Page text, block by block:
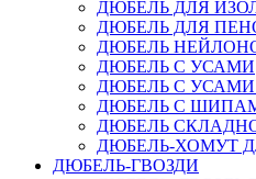
ДЮБЕЛЬ ДЛЯ
ДЮБЕЛЬ ДЛЯ
ДЮБЕЛЬ
ДЮБЕЛЬ С УСАМИ
ДЮБЕЛЬ С
ДЮБЕЛЬ С
ДЮБЕЛЬ
ДЮБЕЛЬ-ХОМУТ
ДЮБЕЛЬ-ГВОЗДИ